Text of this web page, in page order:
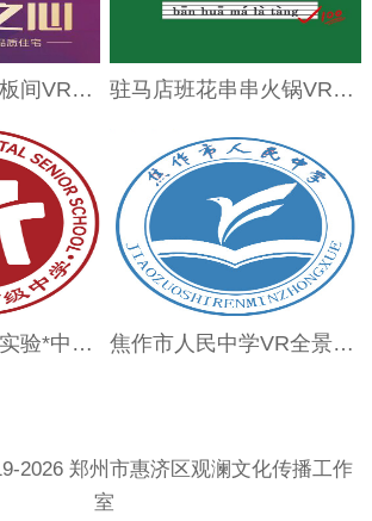
平舆城市之心样板间VR全景 驻马店班花串串火锅VR全景展示
【云探校】郑航实验*中学VR全景上线，美丽校园等你来探索！ 焦作市人民中学VR全景展示
2026 郑州市惠济区观澜文化传播工作
室